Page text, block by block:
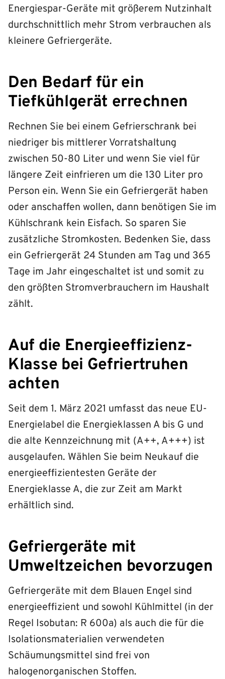
Energiespar-Geräte mit größerem Nutzinhalt
durchschnittlich mehr Strom verbrauchen als
kleinere Gefriergeräte.
Den Bedarf für ein
Tiefkühlgerät errechnen
Rechnen Sie bei einem Gefrierschrank bei
niedriger bis mittlerer Vorratshaltung
zwischen 50-80 Liter und wenn Sie viel für
längere Zeit einfrieren um die 130 Liter pro
Person ein. Wenn Sie ein Gefriergerät haben
oder anschaffen wollen, dann benötigen Sie im
Kühlschrank kein Eisfach. So sparen Sie
zusätzliche Stromkosten. Bedenken Sie, dass
ein Gefriergerät 24 Stunden am Tag und 365
Tage im Jahr eingeschaltet ist und somit zu
den größten Stromverbrauchern im Haushalt
zählt.
Auf die Energieeffizienz-
Klasse bei Gefriertruhen
achten
Seit dem 1. März 2021 umfasst das neue EU-
Energielabel die Energieklassen A bis G und
die alte Kennzeichnung mit (A++, A+++) ist
ausgelaufen. Wählen Sie beim Neukauf die
energieeffizientesten Geräte der
Energieklasse A, die zur Zeit am Markt
erhältlich sind.
Gefriergeräte mit
Umweltzeichen bevorzugen
Gefriergeräte mit dem Blauen Engel sind
energieeffizient und sowohl Kühlmittel (in der
Regel Isobutan: R 600a) als auch die für die
Isolationsmaterialien verwendeten
Schäumungsmittel sind frei von
halogenorganischen Stoffen.